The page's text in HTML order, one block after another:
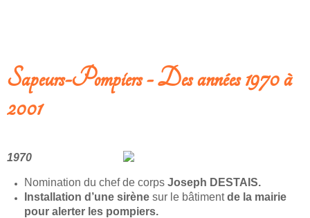
Sapeurs-Pompiers - Des années 1970 à
2001
1970
Nomination du chef de corps Joseph DESTAIS.
Installation d’une sirène sur le bâtimentde la mairie
pour alerter les pompiers.